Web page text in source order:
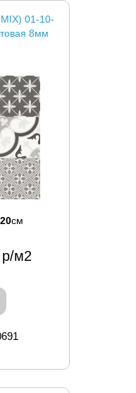
01-10-
8мм
20см
р/м2